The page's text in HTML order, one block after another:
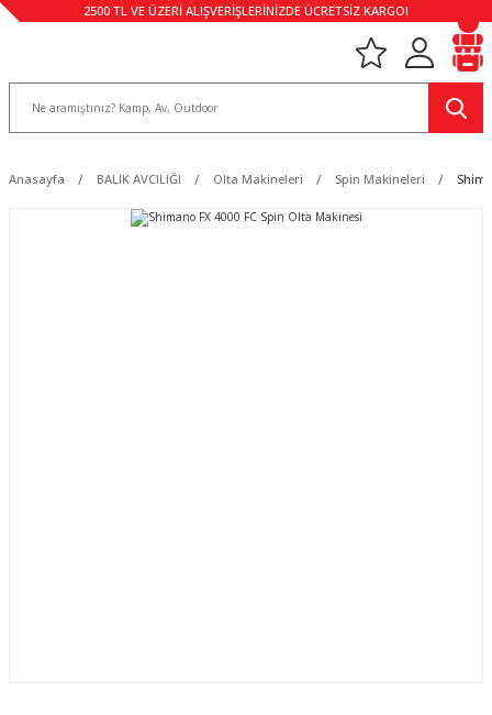
2500 TL VE ÜZERİ ALIŞVERİŞLERİNİZDE ÜCRETSİZ KARGO!
Anasayfa BALIK AVCILIĞI Olta Makineleri Spin Makineleri